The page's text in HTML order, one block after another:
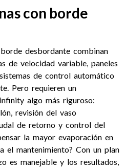
con borde
desbordante combinan
de velocidad variable, paneles
de control automático
Pero requieren un
algo más riguroso:
revisión del vaso
de retorno y control del
la mayor evaporación en
el mantenimiento? Con un plan
es manejable y los resultados,